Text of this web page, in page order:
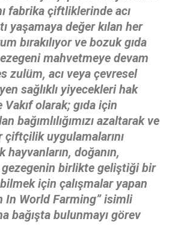
fabrika çiftliklerinde acı
yaşamaya değer kılan her
bırakılıyor ve bozuk gıda
mahvetmeye devam
zulüm, acı veya çevresel
sağlıklı yiyecekleri hak
olarak; gıda için
bağımlılığımızı azaltarak ve
uygulamalarını
hayvanların, doğanın,
gezegenin birlikte geliştiği bir
için çalışmalar yapan
In World Farming” isimli
bağışta bulunmayı görev